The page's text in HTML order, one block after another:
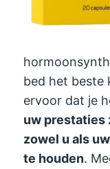
bed het beste
ervoor dat je
uw prestaties
zowel u als
te houden.